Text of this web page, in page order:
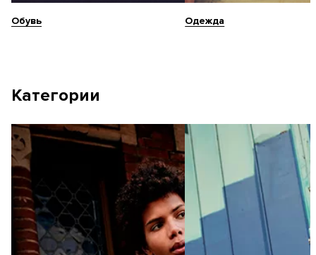
Обувь Одежда
Категории